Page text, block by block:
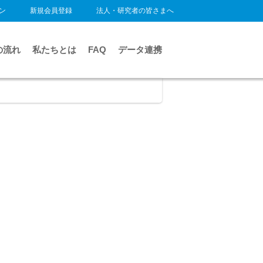
新規会員登録 法人・研究者の皆さまへ
流れ 私たちとは FAQ データ連携